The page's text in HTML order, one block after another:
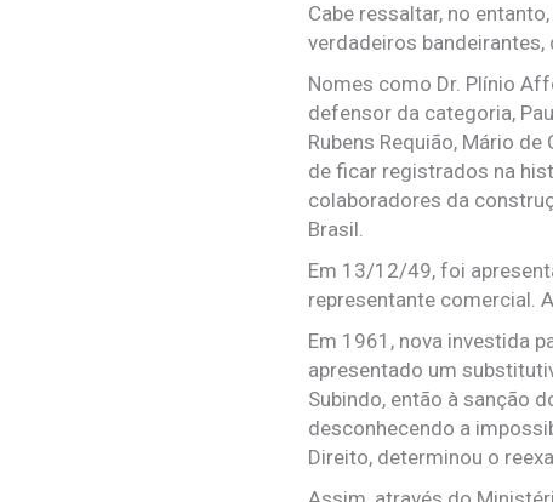
Cabe ressaltar, no
verdadeiros
Nomes como Dr. Plínio
defensor da categoria,
Rubens Requião, Mário
de ficar registrados na
colaboradores da
Brasil.
Em 13/12/49, foi
representante comercial.
Em 1961, nova investida
apresentado um
Subindo, então à sanção
desconhecendo a
Direito, determinou o